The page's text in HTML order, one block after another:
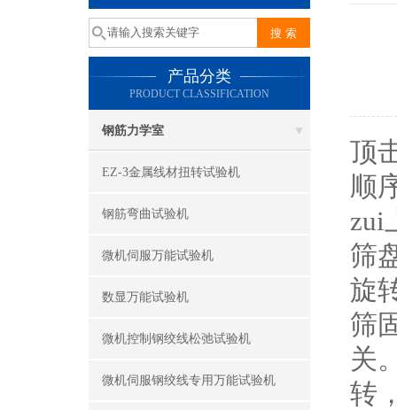
产品分类
PRODUCT CLASSIFICATION
钢筋力学室
EZ-3金属线材扭转试验机
钢筋弯曲试验机
微机伺服万能试验机
数显万能试验机
微机控制钢绞线松弛试验机
微机伺服钢绞线专用万能试验机
顶
顺
zui
筛
旋
筛
关
转